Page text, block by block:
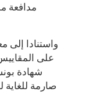
واستنادا إلى
على
شهادة
صارمة